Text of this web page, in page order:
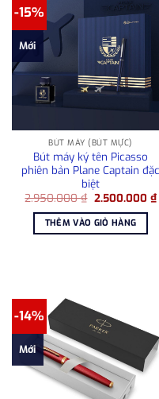
-15%
Mới
BÚT MÁY (BÚT MỰC)
Bút máy ký tên Picasso
phiên bản Plane Captain đặc
biệt
2.950.000₫ Giá
là:
2.950.000 ₫.
2.500.000 ₫
THÊM VÀO GIỎ HÀNG
-14%
Mới